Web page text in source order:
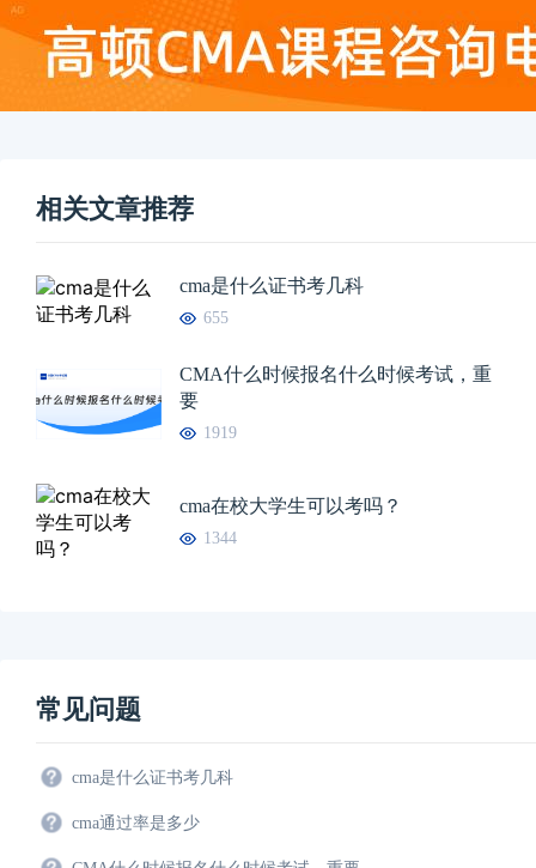
相关文章推荐
cma是什么证书考几科
655
CMA什么时候报名什么时候考试，重
要
1919
cma在校大学生可以考吗？
1344
常见问题
cma是什么证书考几科
cma通过率是多少